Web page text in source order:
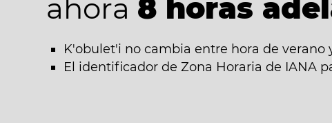
ahora 8 horas
K'obulet'i no cambia entre hora de verano
El identificador de Zona Horaria de IANA